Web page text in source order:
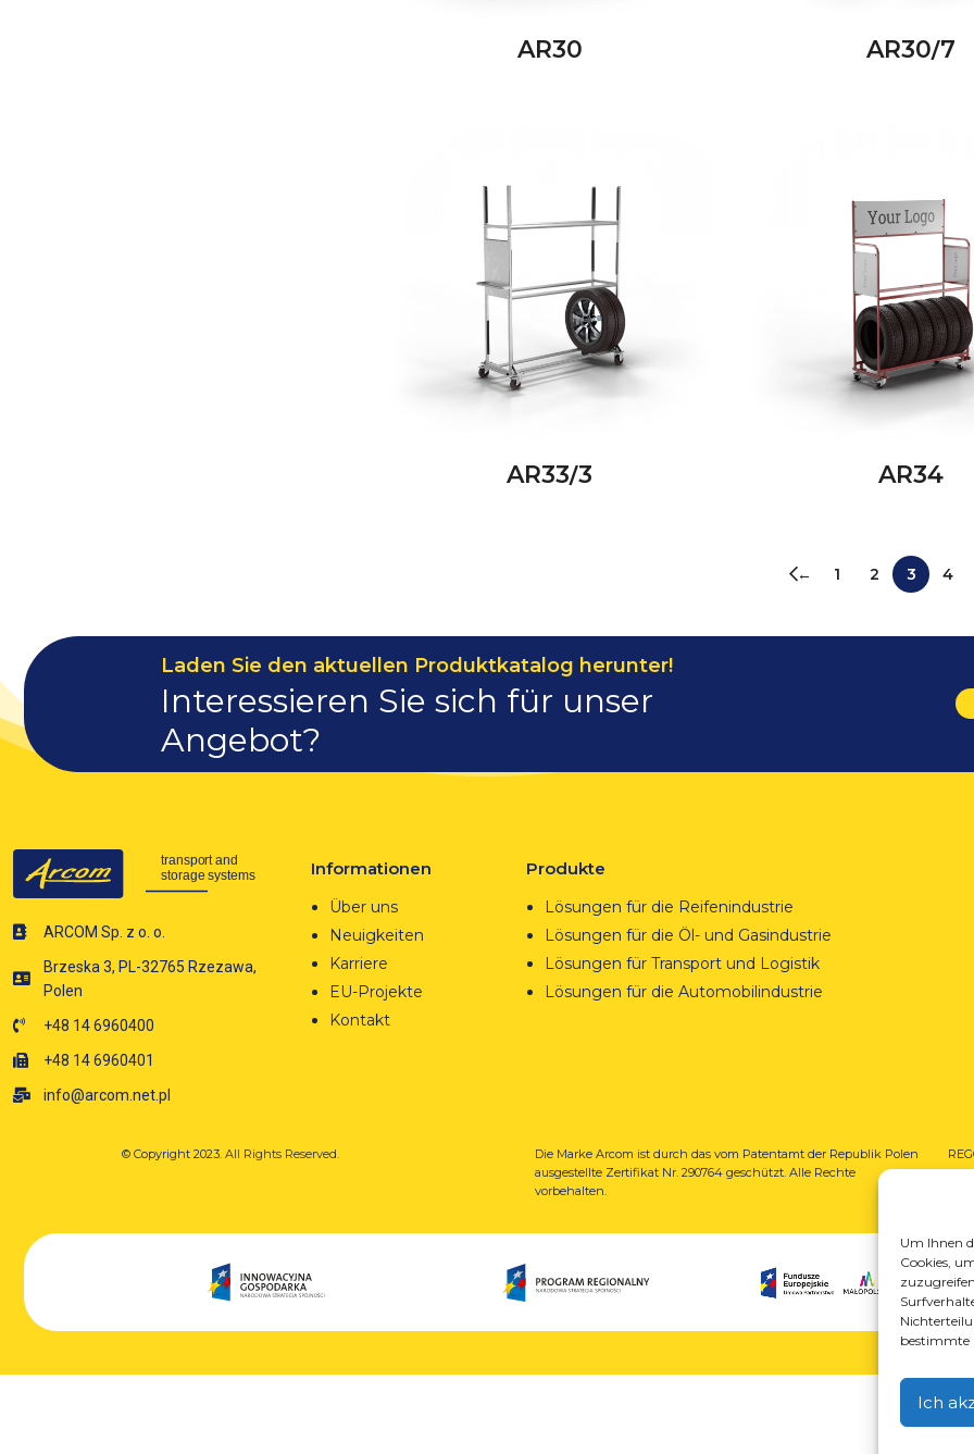
Um Ihnen
Cookies,
bestimmte
Ich
AR30 AR30/7
AR33/3 AR34
← 1 2 3 4
Laden Sie den aktuellen Produktkatalog herunter!
Interessieren Sie sich für unser
Angebot?
ARCOM Sp. z o. o.
Brzeska 3, PL-32765 Rzezawa,
Polen
+48 14 6960400
+48 14 6960401
info@arcom.net.pl
Informationen
Über uns
Neuigkeiten
Karriere
EU-Projekte
Kontakt
Produkte
Lösungen für die Reifenindustrie
Lösungen für die Öl- und Gasindustrie
Lösungen für Transport und Logistik
Lösungen für die Automobilindustrie
© Copyright 2023. All Rights Reserved.
Die Marke Arcom ist durch das vom Patentamt der Republik Polen
ausgestellte Zertifikat Nr. 290764 geschützt. Alle Rechte
vorbehalten.